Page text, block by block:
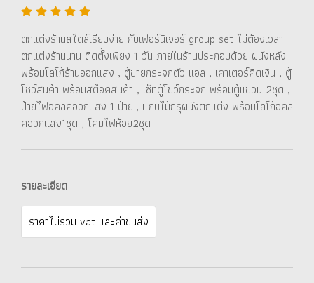
ตกแต่งร้านสไตล์เรียบง่าย กับเฟอร์นิเจอร์ group set ไม่ต้องเวลา
ตกแต่งร้านนาน ติดตั้งเพียง 1 วัน ภายในร้านประกอบด้วย ผนังหลัง
พร้อมโลโก้ร้านออกแสง , ตู้ขายกระจกตัว แอล , เคาเตอร์คิดเงิน , ตู้
โชว์สินค้า พร้อมสต๊อคสินค้า , เซ็ทตู้โขว์กระจก พร้อมตู้แขวน 2ชุด ,
ป้ายไฟอคิลิคออกแสง 1 ป้าย , แถบไม้กรุผนังตกแต่ง พร้อมโลโก้อคิลิ
คออกแสง1ชุด , โคมไฟห้อย2ชุด
รายละเอียด
ราคาไม่รวม vat และค่าขนส่ง